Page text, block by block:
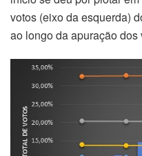
votos (eixo da esquerda)
ao longo da apuração